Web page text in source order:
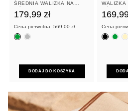
ŚREDNIA WALIZKA NA
179,99 zł
Cena pierwotna: 569,00 zł
DODAJ DO KOSZYKA
WALIZKA
169,
Cena